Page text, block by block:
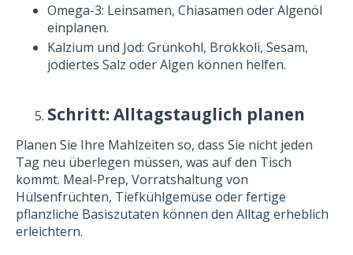
Omega-3: Leinsamen, Chiasamen oder Algenöl
einplanen.
Kalzium und Jod: Grünkohl, Brokkoli, Sesam,
jodiertes Salz oder Algen können helfen.
Schritt: Alltagstauglich planen
Planen Sie Ihre Mahlzeiten so, dass Sie nicht jeden
Tag neu überlegen müssen, was auf den Tisch
kommt. Meal-Prep, Vorratshaltung von
Hülsenfrüchten, Tiefkühlgemüse oder fertige
pflanzliche Basiszutaten können den Alltag erheblich
erleichtern.